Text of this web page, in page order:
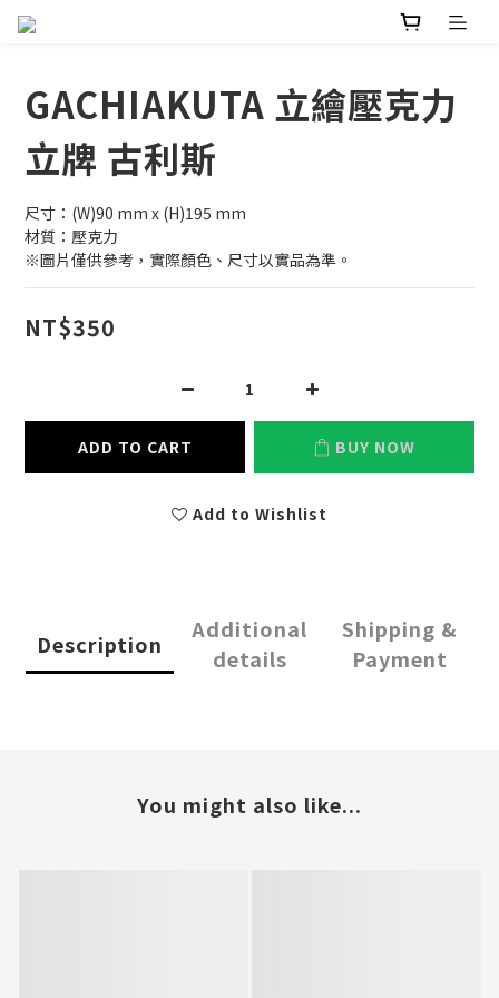
GACHIAKUTA 立繪壓克力
立牌 古利斯
尺寸：(W)90 mm x (H)195 mm
材質：壓克力
※圖片僅供參考，實際顏色、尺寸以實品為準。
NT$350
ADD TO CART BUY NOW
Add to Wishlist
Description
Additional
details
Shipping &
Payment
You might also like...